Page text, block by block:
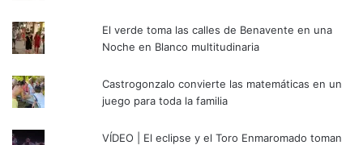
El verde toma las calles de Benavente en una
Noche en Blanco multitudinaria
Castrogonzalo convierte las matemáticas en un
juego para toda la familia
VÍDEO | El eclipse y el Toro Enmaromado toman